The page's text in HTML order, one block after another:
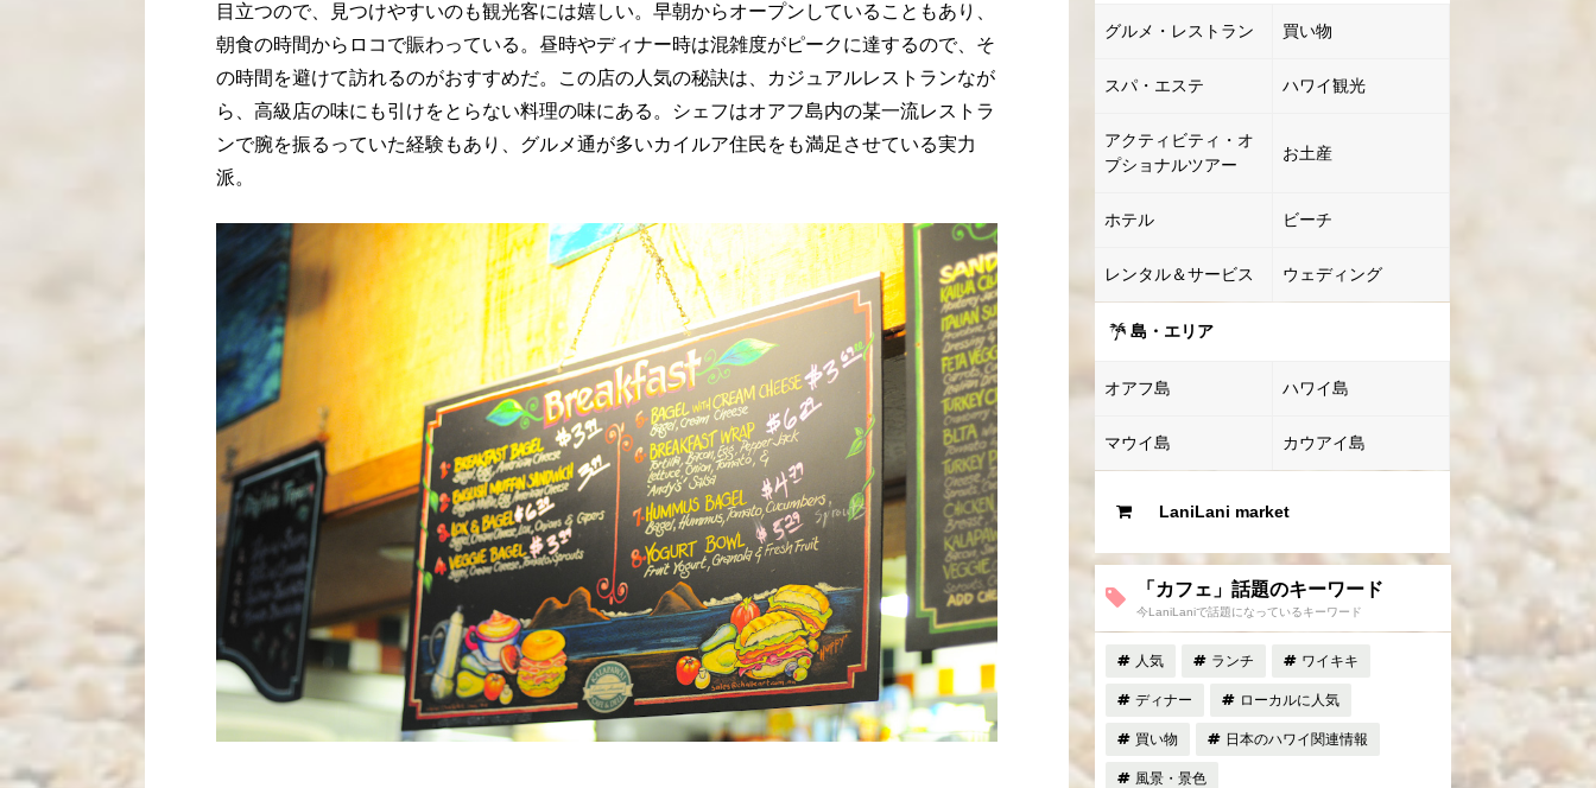
目立つので、見つけやすいのも観光客には嬉しい。早朝からオープンしていることもあり、
朝食の時間からロコで賑わっている。昼時やディナー時は混雑度がピークに達するので、そ
の時間を避けて訪れるのがおすすめだ。この店の人気の秘訣は、カジュアルレストランなが
ら、高級店の味にも引けをとらない料理の味にある。シェフはオアフ島内の某一流レストラ
ンで腕を振るっていた経験もあり、グルメ通が多いカイルア住民をも満足させている実力
派。
グルメ・レストラン 買い物
スパ・エステ ハワイ観光
アクティビティ・オ
プショナルツアー
お土産
ホテル ビーチ
レンタル＆サービス ウェディング
島・エリア
オアフ島 ハワイ島
マウイ島 カウアイ島
LaniLani market
「カフェ」話題のキーワード
今LaniLaniで話題になっているキーワード
人気 ランチ ワイキキ
ディナー ローカルに人気
買い物 日本のハワイ関連情報
風景・景色